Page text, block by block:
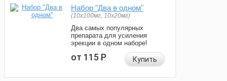
Набор "Два в одном"
(10x100мг, 10x20мг)
Два самых популярных
препарата для усиления
эрекции в одном наборе!
от 115Р Купить